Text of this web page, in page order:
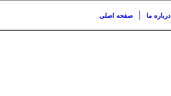
صفحه اصلی درباره ما